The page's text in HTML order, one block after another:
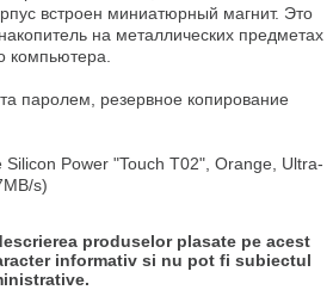
встроен миниатюрный магнит. Это
на металлических предметах
компьютера.
Silicon Power "Touch T02", Orange, Ultra-
s)
produselor plasate pe acest
informativ si nu pot fi subiectul